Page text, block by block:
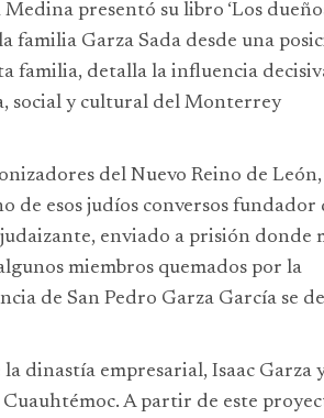
presentó su libro ‘Los
familia Garza Sada desde una
familia, detalla la influencia
social y cultural del Monterrey
del Nuevo Reino de León,
de esos judíos conversos fundador
enviado a prisión donde
miembros quemados por la
de San Pedro Garza García se
dinastía empresarial, Isaac Garza
A partir de este